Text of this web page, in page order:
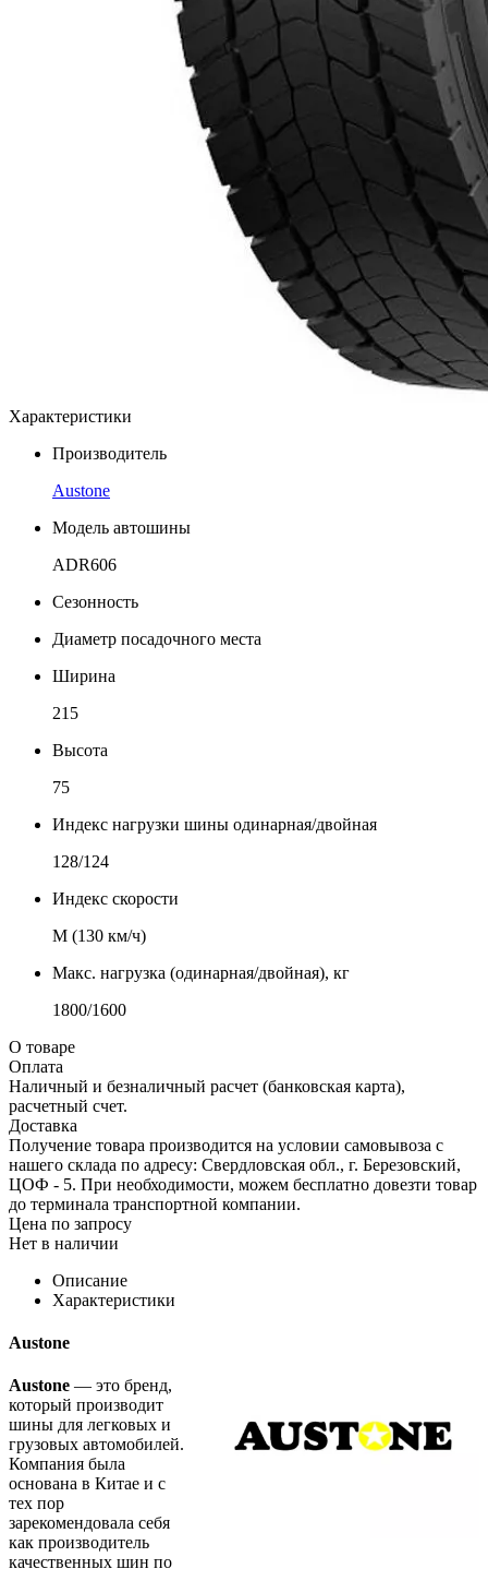
Характеристики
Производитель
Austone
Модель автошины
ADR606
Сезонность
Диаметр посадочного места
Ширина
215
Высота
75
Индекс нагрузки шины одинарная/двойная
128/124
Индекс скорости
М (130 км/ч)
Макс. нагрузка (одинарная/двойная), кг
1800/1600
О товаре
Оплата
Наличный и безналичный расчет (банковская карта),
расчетный счет.
Доставка
Получение товара производится на условии самовывоза с
нашего склада по адресу: Свердловская обл., г. Березовский,
ЦОФ - 5. При необходимости, можем бесплатно довезти товар
до терминала транспортной компании.
Цена по запросу
Нет в наличии
Описание
Характеристики
Austone
Austone — это бренд,
который производит
шины для легковых и
грузовых автомобилей.
Компания была
основана в Китае и с
тех пор
зарекомендовала себя
как производитель
качественных шин по